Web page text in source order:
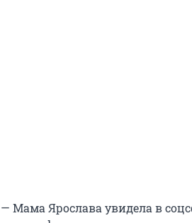
— Мама Ярослава увидела в